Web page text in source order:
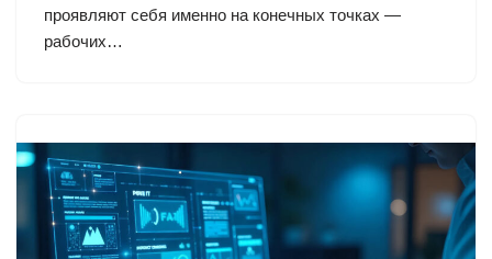
проявляют себя именно на конечных точках —
рабочих…